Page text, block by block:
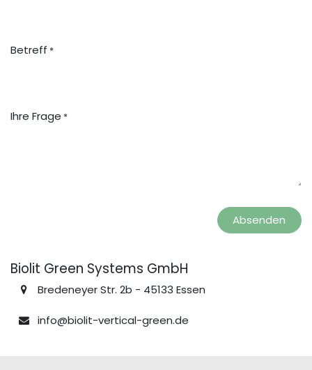
Betreff *
Ihre Frage *
Absenden
Biolit Green Systems GmbH
Bredeneyer Str. 2b - 45133 Essen
info@biolit-vertical-green.de